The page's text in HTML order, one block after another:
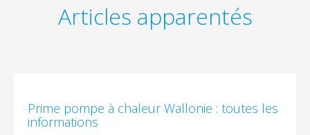
Articles apparentés
Prime pompe à chaleur Wallonie : toutes les
informations